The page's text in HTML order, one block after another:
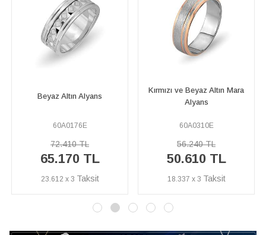
60A0310E
56.240 TL
50.610 TL
18.337 x 3
Sarı ve Beyaz Altın Mat
Klasik Alyans
60A0131E
30.410 TL
27.370 TL
9.917 x 3